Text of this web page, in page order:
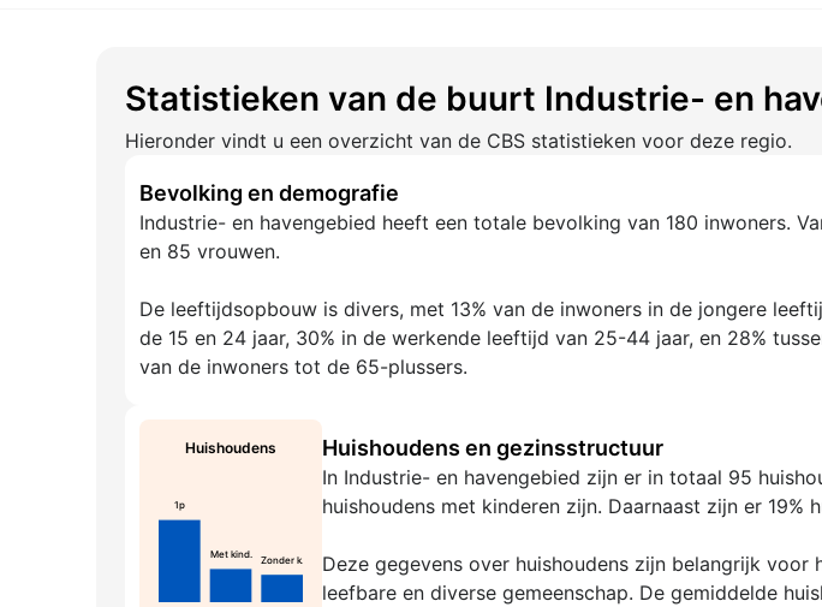
Statistieken van de buurt Industrie- en
Hieronder vindt u een overzicht van de CBS statistieken voor deze regio.
Bevolking en demografie
Industrie- en havengebied heeft een totale bevolking van 180 inwoners.
en 85 vrouwen.
De leeftijdsopbouw is divers, met 13% van de inwoners in de jongere
de 15 en 24 jaar, 30% in de werkende leeftijd van 25-44 jaar, en 28%
van de inwoners tot de 65-plussers.
Huishoudens
1p
Met kind. Zonder k.
Huishoudens en gezinsstructuur
In Industrie- en havengebied zijn er in totaal 95
huishoudens met kinderen zijn. Daarnaast zijn er 19%
Deze gegevens over huishoudens zijn belangrijk
leefbare en diverse gemeenschap. De gemiddelde